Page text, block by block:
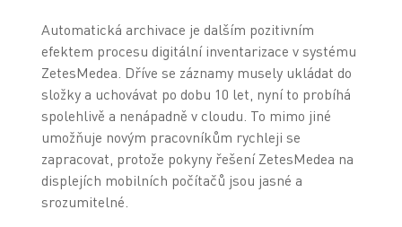
Automatická archivace je dalším pozitivním
efektem procesu digitální inventarizace v systému
ZetesMedea. Dříve se záznamy musely ukládat do
složky a uchovávat po dobu 10 let, nyní to probíhá
spolehlivě a nenápadně v cloudu. To mimo jiné
umožňuje novým pracovníkům rychleji se
zapracovat, protože pokyny řešení ZetesMedea na
displejích mobilních počítačů jsou jasné a
srozumitelné.